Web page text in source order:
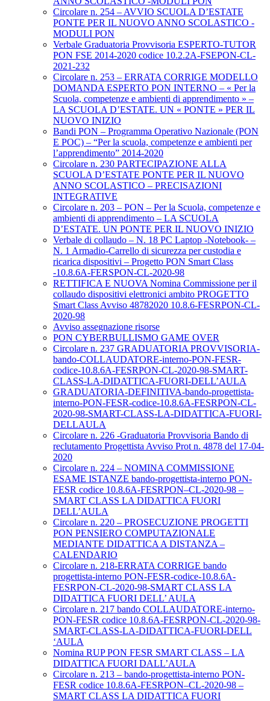
Circolare n. 254 – AVVIO SCUOLA D’ESTATE
PONTE PER IL NUOVO ANNO SCOLASTICO -
MODULI PON
Verbale Graduatoria Provvisoria ESPERTO-TUTOR
PON FSE 2014-2020 codice 10.2.2A-FSEPON-CL-
2021-232
Circolare n. 253 – ERRATA CORRIGE MODELLO
DOMANDA ESPERTO PON INTERNO – « Per la
Scuola, competenze e ambienti di apprendimento » –
LA SCUOLA D’ESTATE. UN « PONTE » PER IL
NUOVO INIZIO
Bandi PON – Programma Operativo Nazionale (PON
E POC) – “Per la scuola, competenze e ambienti per
l’apprendimento” 2014-2020
Circolare n. 230 PARTECIPAZIONE ALLA
SCUOLA D’ESTATE PONTE PER IL NUOVO
ANNO SCOLASTICO – PRECISAZIONI
INTEGRATIVE
Circolare n. 203 – PON – Per la Scuola, competenze e
ambienti di apprendimento – LA SCUOLA
D’ESTATE. UN PONTE PER IL NUOVO INIZIO
Verbale di collaudo – N. 18 PC Laptop -Notebook- –
N. 1 Armadio-Carrello di sicurezza per custodia e
ricarica dispositivi – Progetto PON Smart Class
-10.8.6A-FERSPON-CL-2020-98
RETTIFICA E NUOVA Nomina Commissione per il
collaudo dispositivi elettronici ambito PROGETTO
Smart Class Avviso 48782020 10.8.6-FESRPON-CL-
2020-98
Avviso assegnazione risorse
PON CYBERBULLISMO GAME OVER
Circolare n. 237 GRADUATORIA PROVVISORIA-
bando-COLLAUDATORE-interno-PON-FESR-
codice-10.8.6A-FESRPON-CL-2020-98-SMART-
CLASS-LA-DIDATTICA-FUORI-DELL’AULA
GRADUATORIA-DEFINITIVA-bando-progettista-
interno-PON-FESR-codice-10.8.6A-FESRPON-CL-
2020-98-SMART-CLASS-LA-DIDATTICA-FUORI-
DELLAULA
Circolare n. 226 -Graduatoria Provvisoria Bando di
reclutamento Progettista Avviso Prot n. 4878 del 17-04-
2020
Circolare n. 224 – NOMINA COMMISSIONE
ESAME ISTANZE bando-progettista-interno PON-
FESR codice 10.8.6A-FESRPON–CL-2020-98 –
SMART CLASS LA DIDATTICA FUORI
DELL’AULA
Circolare n. 220 – PROSECUZIONE PROGETTI
PON PENSIERO COMPUTAZIONALE
MEDIANTE DIDATTICA A DISTANZA –
CALENDARIO
Circolare n. 218-ERRATA CORRIGE bando
progettista-interno PON-FESR-codice-10.8.6A-
FESRPON-CL-2020-98-SMART CLASS LA
DIDATTICA FUORI DELL’ AULA
Circolare n. 217 bando COLLAUDATORE-interno-
PON-FESR codice 10.8.6A-FESRPON-CL-2020-98-
SMART-CLASS-LA-DIDATTICA-FUORI-DELL
‘AULA
Nomina RUP PON FESR SMART CLASS – LA
DIDATTICA FUORI DALL’AULA
Circolare n. 213 – bando-progettista-interno PON-
FESR codice 10.8.6A-FESRPON–CL-2020-98 –
SMART CLASS LA DIDATTICA FUORI